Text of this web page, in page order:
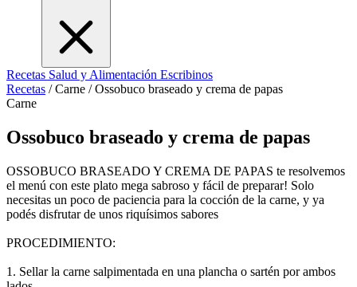
Recetas Salud y Alimentación Escribinos
Recetas / Carne / Ossobuco braseado y crema de papas
Carne
Ossobuco braseado y crema de papas
OSSOBUCO BRASEADO Y CREMA DE PAPAS te resolvemos
el menú con este plato mega sabroso y fácil de preparar! Solo
necesitas un poco de paciencia para la cocción de la carne, y ya
podés disfrutar de unos riquísimos sabores
PROCEDIMIENTO:
1. Sellar la carne salpimentada en una plancha o sartén por ambos